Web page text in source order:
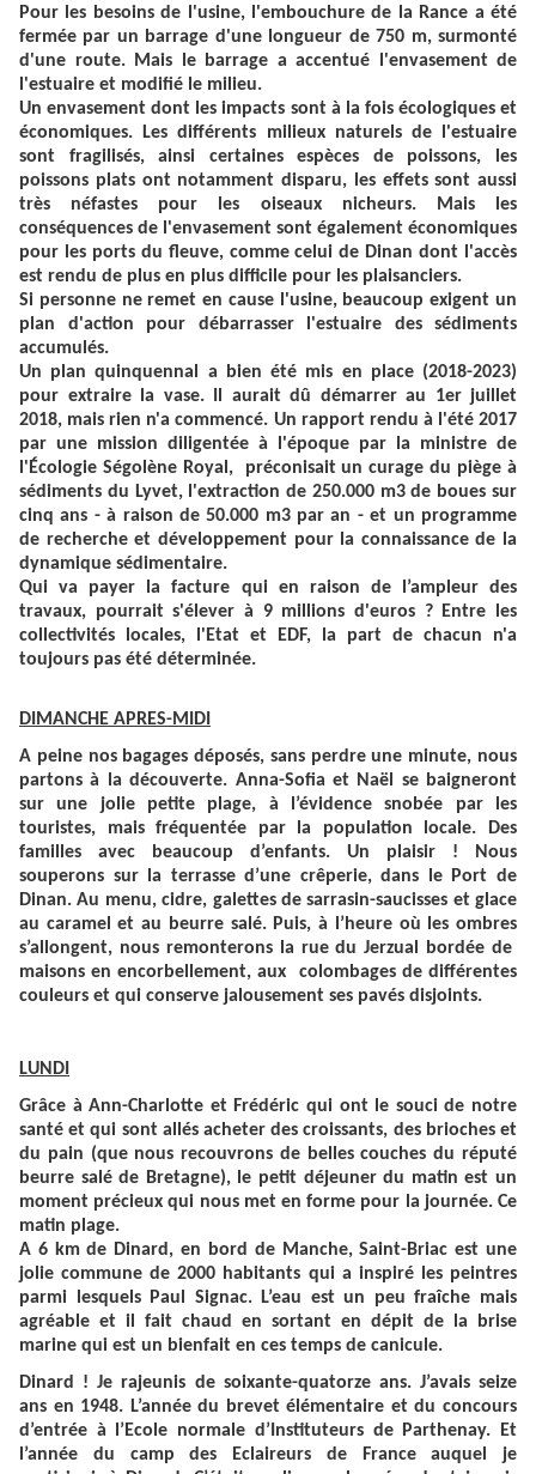
Pour les besoins de l'usine, l'embouchure de la Rance a été
fermée par un barrage d'une longueur de 750 m, surmonté
d'une route. Mais le barrage a accentué l'envasement de
l'estuaire et modifié le milieu.
Un envasement dont les impacts sont à la fois écologiques et
économiques. Les différents milieux naturels de l'estuaire
sont fragilisés, ainsi certaines espèces de poissons, les
poissons plats ont notamment disparu, les effets sont aussi
très néfastes pour les oiseaux nicheurs. Mais les
conséquences de l'envasement sont également économiques
pour les ports du fleuve, comme celui de Dinan dont l'accès
est rendu de plus en plus difficile pour les plaisanciers.
Si personne ne remet en cause l'usine, beaucoup exigent un
plan d'action pour débarrasser l'estuaire des sédiments
accumulés.
Un plan quinquennal a bien été mis en place (2018-2023)
pour extraire la vase. Il aurait dû démarrer au 1er juillet
2018, mais rien n'a commencé. Un rapport rendu à l'été 2017
par une mission diligentée à l'époque par la ministre de
l'Écologie Ségolène Royal, préconisait un curage du piège à
sédiments du Lyvet, l'extraction de 250.000 m3 de boues sur
cinq ans - à raison de 50.000 m3 par an - et un programme
de recherche et développement pour la connaissance de la
dynamique sédimentaire.
Qui va payer la facture qui en raison de l’ampleur des
travaux, pourrait s'élever à 9 millions d'euros ? Entre les
collectivités locales, l'Etat et EDF, la part de chacun n'a
toujours pas été déterminée.
DIMANCHE APRES-MIDI
A peine nos bagages déposés, sans perdre une minute, nous
partons à la découverte. Anna-Sofia et Naël se baigneront
sur une jolie petite plage, à l’évidence snobée par les
touristes, mais fréquentée par la population locale. Des
familles avec beaucoup d’enfants. Un plaisir ! Nous
souperons sur la terrasse d’une crêperie, dans le Port de
Dinan. Au menu, cidre, galettes de sarrasin-saucisses et glace
au caramel et au beurre salé. Puis, à l’heure où les ombres
s’allongent, nous remonterons la rue du Jerzual bordée de
maisons en encorbellement, aux colombages de différentes
couleurs et qui conserve jalousement ses pavés disjoints.
LUNDI
Grâce à Ann-Charlotte et Frédéric qui ont le souci de notre
santé et qui sont allés acheter des croissants, des brioches et
du pain (que nous recouvrons de belles couches du réputé
beurre salé de Bretagne), le petit déjeuner du matin est un
moment précieux qui nous met en forme pour la journée. Ce
matin plage.
A 6 km de Dinard, en bord de Manche, Saint-Briac est une
jolie commune de 2000 habitants qui a inspiré les peintres
parmi lesquels Paul Signac. L’eau est un peu fraîche mais
agréable et il fait chaud en sortant en dépit de la brise
marine qui est un bienfait en ces temps de canicule.
Dinard ! Je rajeunis de soixante-quatorze ans. J’avais seize
ans en 1948. L’année du brevet élémentaire et du concours
d’entrée à l’Ecole normale d’Instituteurs de Parthenay. Et
l’année du camp des Eclaireurs de France auquel je